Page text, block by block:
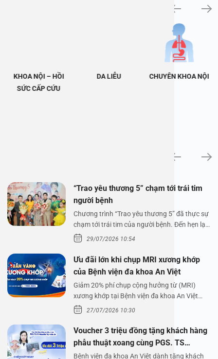
KHOA NỘI – HỒI
SỨC CẤP CỨU
DA LIỄU CHUYÊN KHOA NỘI
“Trao yêu thương 5” chạm tới trái tim
người bệnh
Chương trình “Trao yêu thương 5” đã thực sự
chạm tới trái tim của người bệnh. Đến hẹn lại
lên,…29/07/2026 10:54
Ưu đãi lớn khi chụp MRI xương khớp
của Bệnh viện đa khoa An Việt
Giảm 20% phí chụp cộng hưởng từ (MRI)
xương khớp tại Bệnh viện đa khoa An Việt
Bệnh viện đa…
27/07/2026 10:30
Voucher 3 triệu đồng tặng khách hàng
phẫu thuật xoang cùng PGS. TS
Nguyễn Thị Hoài An
Bệnh viện đa khoa An Việt dành tặng khách